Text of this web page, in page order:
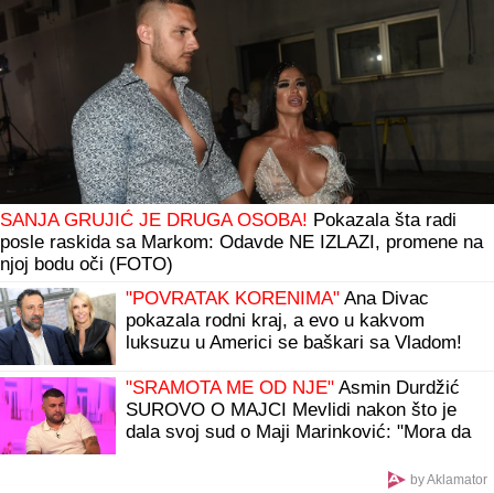
SANJA GRUJIĆ JE DRUGA OSOBA! Pokazala šta radi
posle raskida sa Markom: Odavde NE IZLAZI, promene na
njoj bodu oči (FOTO)
"POVRATAK KORENIMA" Ana Divac
pokazala rodni kraj, a evo u kakvom
luksuzu u Americi se baškari sa Vladom!
(FOTO)
"SRAMOTA ME OD NJE" Asmin Durdžić
SUROVO O MAJCI Mevlidi nakon što je
dala svoj sud o Maji Marinković: "Mora da
by Aklamator